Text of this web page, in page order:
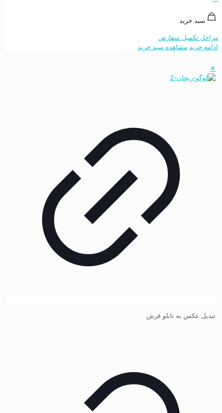
سبد خرید
مراحل تکمیل سفارش
ادامه خرید مشاهده سبد خرید
✕
تبدیل عکس به تابلو فرش